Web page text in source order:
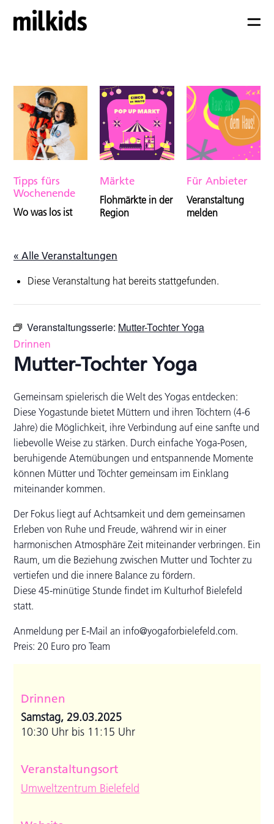
Tipps fürs
Wochenende
Wo was los ist
Märkte
Flohmärkte in der
Region
Für Anbieter
Veranstaltung
melden
« Alle Veranstaltungen
Diese Veranstaltung hat bereits stattgefunden.
Veranstaltungsserie: Mutter-Tochter Yoga
Drinnen
Mutter-Tochter Yoga
Gemeinsam spielerisch die Welt des Yogas entdecken:
Diese Yogastunde bietet Müttern und ihren Töchtern (4-6
Jahre) die Möglichkeit, ihre Verbindung auf eine sanfte und
liebevolle Weise zu stärken. Durch einfache Yoga-Posen,
beruhigende Atemübungen und entspannende Momente
können Mütter und Töchter gemeinsam im Einklang
miteinander kommen.
Der Fokus liegt auf Achtsamkeit und dem gemeinsamen
Erleben von Ruhe und Freude, während wir in einer
harmonischen Atmosphäre Zeit miteinander verbringen. Ein
Raum, um die Beziehung zwischen Mutter und Tochter zu
vertiefen und die innere Balance zu fördern.
Diese 45-minütige Stunde findet im Kulturhof Bielefeld
statt.
Anmeldung per E-Mail an info@yogaforbielefeld.com.
Preis: 20 Euro pro Team
Drinnen
Samstag, 29.03.2025
10:30 Uhr bis 11:15 Uhr
Veranstaltungsort
Umweltzentrum Bielefeld